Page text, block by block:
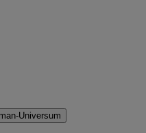
Universum